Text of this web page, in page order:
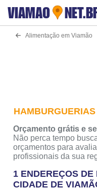
VIAMAO
Alimentação em Viamão
Orçamento grátis e
Não perca tempo
orçamentos para
profissionais da sua
1 ENDEREÇOS
CIDADE DE